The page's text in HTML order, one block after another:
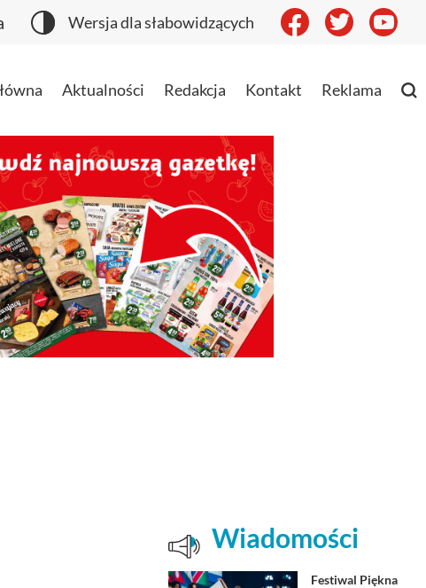
Wersja dla słabowidzących
Aktualności Redakcja Kontakt Reklama
Wiadomości
Festiwal Piękna